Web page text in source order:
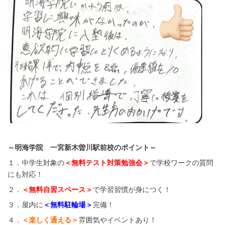
～明海学院 一宮新木曽川駅前校のポイント～
１．中学生対象の＜無料テスト対策勉強会＞ で学校ワークの質問
にも対応！
２． ＜無料自習スペース＞ で学習習慣が身につく！
３．屋内に ＜無料駐輪場＞ 完備！
４． ＜楽しく通える＞雰囲気やイベントあり！